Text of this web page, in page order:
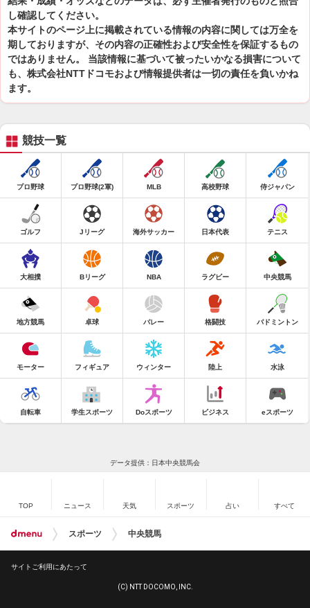
し確認してください。
本サイトのページ上に掲載されている情報の内容に関しては万全を
期しておりますが、その内容の正確性および安全性を保証するもの
ではありません。 当該情報に基づいて被ったいかなる損害について
も、株式会社NTTドコモおよび情報提供者は一切の責任を負いかね
ます。
競技一覧
プロ野球 プロ野球(2軍) MLB 高校野球 侍ジャパン
ゴルフ Jリーグ 海外サッカー 日本代表 テニス
大相撲 Bリーグ NBA ラグビー 中央競馬
地方競馬 卓球 バレー 格闘技 バドミントン
モーター フィギュア ウィンター 陸上 水泳
自転車 学生スポーツ Doスポーツ ビジネス eスポーツ
データ提供：日本中央競馬会
TOP ニュース 天気 スポーツ 占い すべて
スポーツ 中央競馬
サイトご利用にあたって
(C) NTT DOCOMO, INC.